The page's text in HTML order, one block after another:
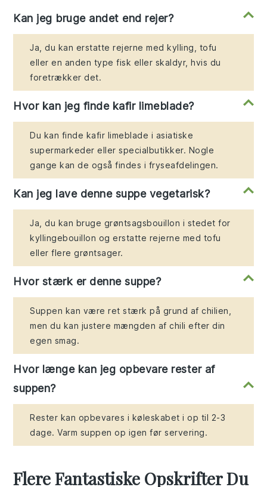
Kan jeg bruge andet end rejer?
Ja, du kan erstatte rejerne med kylling, tofu
eller en anden type fisk eller skaldyr, hvis du
foretrækker det.
Hvor kan jeg finde kafir limeblade?
Du kan finde kafir limeblade i asiatiske
supermarkeder eller specialbutikker. Nogle
gange kan de også findes i fryseafdelingen.
Kan jeg lave denne suppe vegetarisk?
Ja, du kan bruge grøntsagsbouillon i stedet for
kyllingebouillon og erstatte rejerne med tofu
eller flere grøntsager.
Hvor stærk er denne suppe?
Suppen kan være ret stærk på grund af chilien,
men du kan justere mængden af chili efter din
egen smag.
Hvor længe kan jeg opbevare rester af
suppen?
Rester kan opbevares i køleskabet i op til 2-3
dage. Varm suppen op igen før servering.
Flere Fantastiske Opskrifter Du